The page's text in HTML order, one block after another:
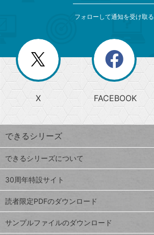
じ
る
search
検
索
上
昇
ワ
ー
ド
Google
スプレ
ッドシ
ート
iPhone
VLOOKUP
閉
じ
る
ー
か
ら
探
す
ト
ッ
プ
ペ
ジ
フォローして通知を受け取る
X FACEBOOK
できるシリーズ
できるシリーズについて
30周年特設サイト
読者限定PDFのダウンロード
サンプルファイルのダウンロード